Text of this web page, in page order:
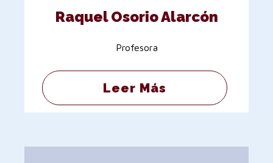
Raquel Osorio Alarcón
Profesora
Leer Más